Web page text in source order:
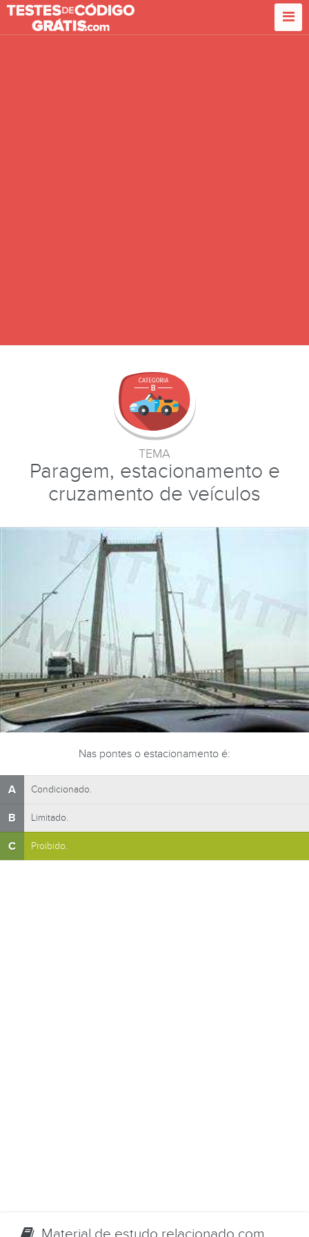
TEMA
Paragem, estacionamento e
cruzamento de veículos
Nas pontes o estacionamento é:
A Condicionado.
B Limitado.
C Proibido.